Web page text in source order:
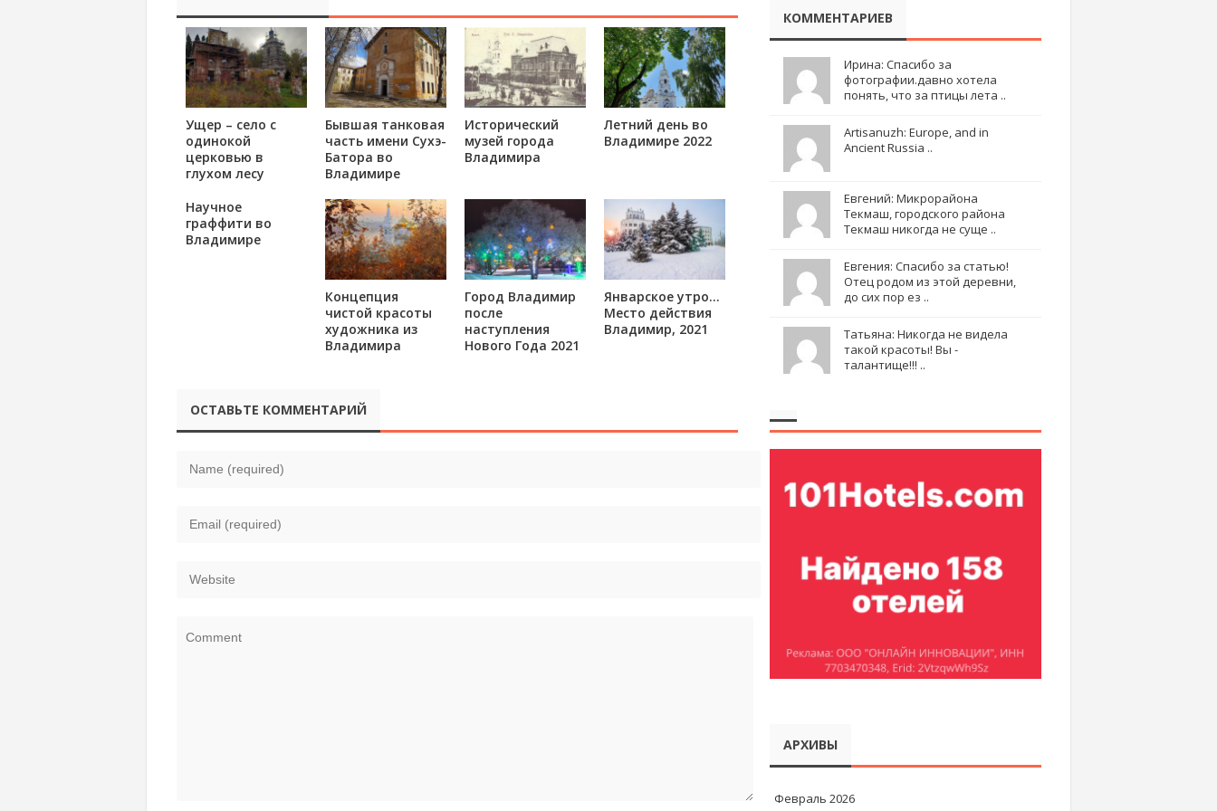
Ущер – село с
одинокой
церковью в
глухом лесу
Бывшая танковая
часть имени Сухэ-
Батора во
Владимире
Исторический
музей города
Владимира
Летний день во
Владимире 2022
Научное
граффити во
Владимире
Концепция
чистой красоты
художника из
Владимира
Город Владимир
после
наступления
Нового Года 2021
Январское утро…
Место действия
Владимир, 2021
ОСТАВЬТЕ КОММЕНТАРИЙ
КОММЕНТАРИЕВ
Ирина: Спасибо за
фотографии.давно хотела
понять, что за птицы лета ..
Artisanuzh: Europe, and in
Ancient Russia ..
Евгений: Микрорайона
Текмаш, городского района
Текмаш никогда не суще ..
Евгения: Спасибо за статью!
Отец родом из этой деревни,
до сих пор ез ..
Татьяна: Никогда не видела
такой красоты! Вы -
талантище!!! ..
АРХИВЫ
Февраль 2026